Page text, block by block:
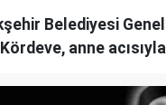
Belediyesi
anne